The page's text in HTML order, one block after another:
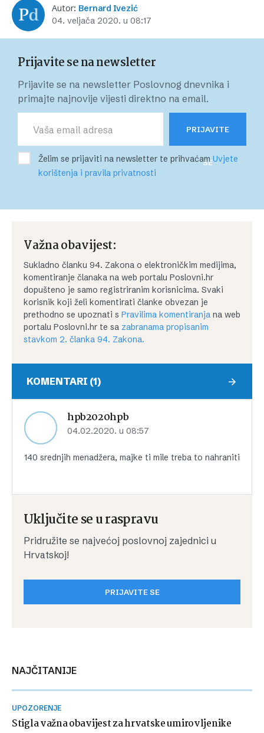
Autor: Bernard Ivezić
04. veljača 2020. u 08:17
Prijavite se na newsletter
Prijavite se na newsletter Poslovnog dnevnika i
primajte najnovije vijesti direktno na email.
PRIJAVITE
SE
Želim se prijaviti na newsletter te prihvaćamUvjete
korištenja i pravila privatnosti
Važna obavijest:
Sukladno članku 94. Zakona o elektroničkim medijima,
komentiranje članaka na web portalu Poslovni.hr
dopušteno je samo registriranim korisnicima. Svaki
korisnik koji želi komentirati članke obvezan je
prethodno se upoznati s Pravilima komentiranja na web
portalu Poslovni.hr te sa zabranama propisanim
stavkom 2. članka 94. Zakona.
KOMENTARI (1)
hpb2020hpb
04.02.2020. u 08:57
140 srednjih menadžera, majke ti mile treba to nahraniti
Uključite se u raspravu
Pridružite se najvećoj poslovnoj zajednici u
Hrvatskoj!
PRIJAVITE SE
NAJČITANIJE
UPOZORENJE
Stigla važna obavijest za hrvatske umirovljenike